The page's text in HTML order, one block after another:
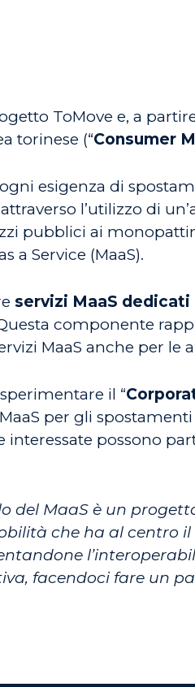
ToMove e, a
torinese (“Consumer
esigenza di
l’utilizzo di
pubblici ai
a Service (MaaS).
servizi MaaS dedicati
componente
MaaS anche per le
il “
per gli spostamenti
interessate possono
del MaaS è un
che ha al centro
facendoci fare un